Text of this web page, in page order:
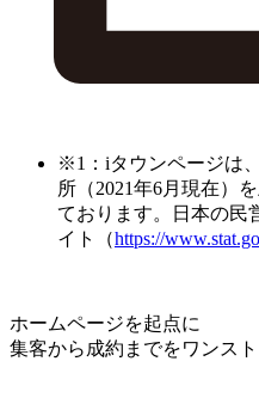
※1：iタウンページは
所（2021年6月現在）
ております。日本の民
イト（https://
ホームページを起点に
集客から成約までをワンス